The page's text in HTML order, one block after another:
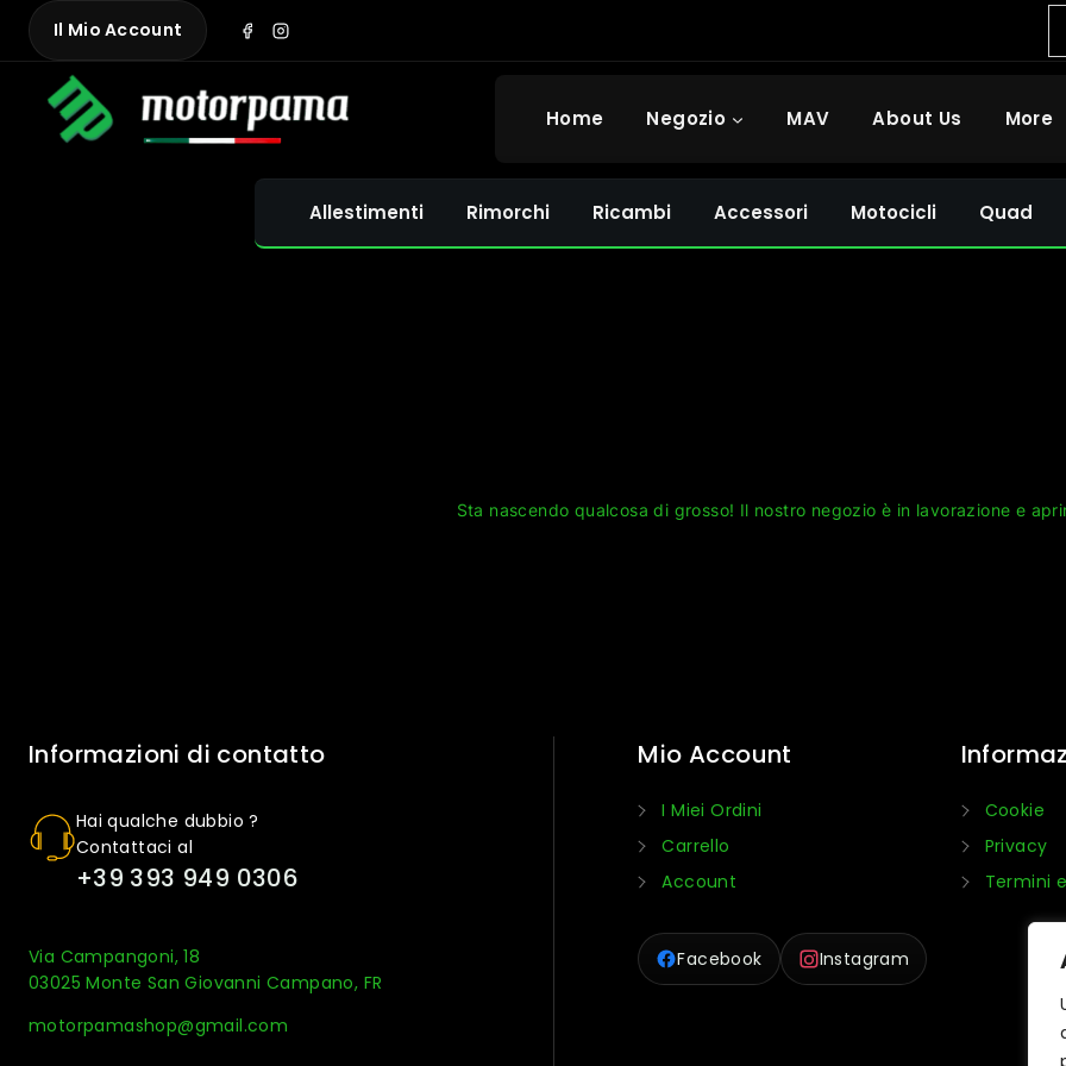
Skip
content
Il Mio Account
Home Negozio MAV About Us More
Allestimenti Rimorchi Ricambi Accessori Motocicli Quad
Sta nascendo qualcosa di grosso! Il nostro negozio è in lavorazione e
Informazioni di contatto
Hai qualche dubbio ?
Contattaci al
+39 393 949 0306
Via Campangoni, 18
03025 Monte San Giovanni Campano, FR
motorpamashop@gmail.com
Mio Account
I Miei Ordini
Carrello
Account
Facebook Instagram
Cookie
Privacy
Termini